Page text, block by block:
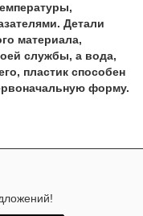
Детали
материала,
службы, а вода,
пластик способен
форму.